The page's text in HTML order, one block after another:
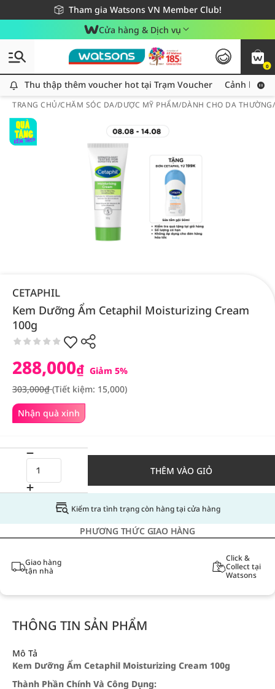
Tham gia Watsons VN Member Club!
Miễn phí giao hàng cho đơn hàng từ 249,000Đ
Giao hàng nhanh 24h - Áp dụng khu vực TP. Hồ Chí Minh
Cửa hàng & Dịch vụ
0
Thu thập thêm voucher hot tại Trạm Voucher
Thu thập thêm voucher hot tại Trạm Voucher Cảnh báo
TRANG CHỦ/CHĂM SÓC DA/DƯỢC MỸ PHẨM/DÀNH CHO DA
CETAPHIL
Kem Dưỡng Ẩm Cetaphil Moisturizing Cream
100g
Nhận quà xinh
288,000₫ Giảm 5%
303,000₫(Tiết kiệm: 15,000)
THÊM VÀO GIỎ
Kiểm tra tình trạng còn hàng tại cửa hàng
PHƯƠNG THỨC GIAO HÀNG
Giao hàng
tận nhà
Click &
Collect tại
Watsons
THÔNG TIN SẢN PHẨM
Mô Tả
Kem Dưỡng Ẩm Cetaphil Moisturizing Cream 100g
Thành Phần Chính Và Công Dụng: